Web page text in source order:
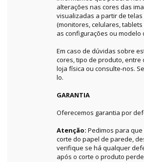
alterações nas cores das
visualizadas a partir de
(monitores, celulares,
as configurações ou modelo
Em caso de dúvidas sobre
cores, tipo de produto, entre
loja física ou consulte-nos.
lo.
GARANTIA
Oferecemos garantia por
Atenção: Pedimos para
corte do papel de parede,
verifique se há qualquer
após o corte o produto